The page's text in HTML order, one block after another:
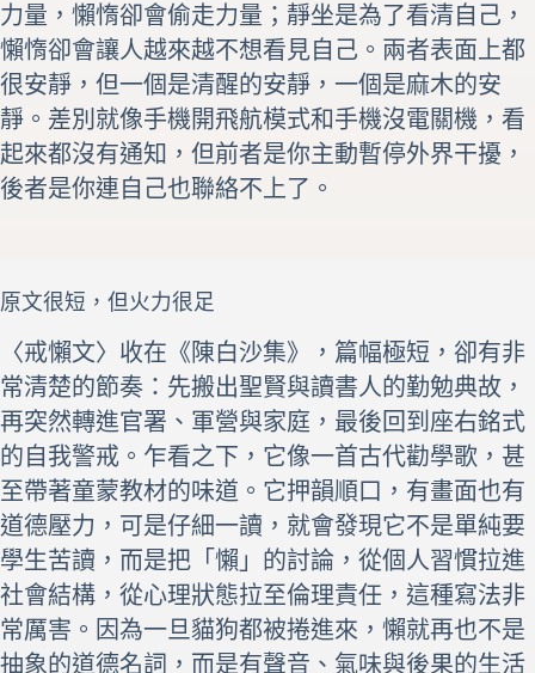
力量，懶惰卻會偷走力量；靜坐是為了看清自己，
懶惰卻會讓人越來越不想看見自己。兩者表面上都
很安靜，但一個是清醒的安靜，一個是麻木的安
靜。差別就像手機開飛航模式和手機沒電關機，看
起來都沒有通知，但前者是你主動暫停外界干擾，
後者是你連自己也聯絡不上了。
原文很短，但火力很足
〈戒懶文〉收在《陳白沙集》，篇幅極短，卻有非
常清楚的節奏：先搬出聖賢與讀書人的勤勉典故，
再突然轉進官署、軍營與家庭，最後回到座右銘式
的自我警戒。乍看之下，它像一首古代勸學歌，甚
至帶著童蒙教材的味道。它押韻順口，有畫面也有
道德壓力，可是仔細一讀，就會發現它不是單純要
學生苦讀，而是把「懶」的討論，從個人習慣拉進
社會結構，從心理狀態拉至倫理責任，這種寫法非
常厲害。因為一旦貓狗都被捲進來，懶就再也不是
抽象的道德名詞，而是有聲音、氣味與後果的生活